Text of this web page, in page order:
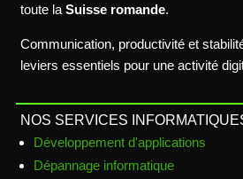
toute la Suisse romande.
Communication, productivité et
leviers essentiels pour une activité
NOS SERVICES
Développement d'applications
Dépannage informatique